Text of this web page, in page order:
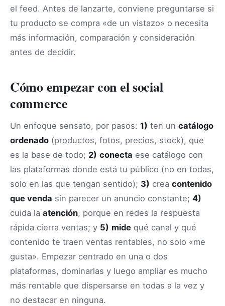
el feed. Antes de lanzarte, conviene preguntarse si
tu producto se compra «de un vistazo» o necesita
más información, comparación y consideración
antes de decidir.
Cómo empezar con el social
commerce
Un enfoque sensato, por pasos: 1) ten un catálogo
ordenado (productos, fotos, precios, stock), que
es la base de todo; 2) conecta ese catálogo con
las plataformas donde está tu público (no en todas,
solo en las que tengan sentido); 3) crea contenido
que venda sin parecer un anuncio constante; 4)
cuida la atención, porque en redes la respuesta
rápida cierra ventas; y 5) mide qué canal y qué
contenido te traen ventas rentables, no solo «me
gusta». Empezar centrado en una o dos
plataformas, dominarlas y luego ampliar es mucho
más rentable que dispersarse en todas a la vez y
no destacar en ninguna.